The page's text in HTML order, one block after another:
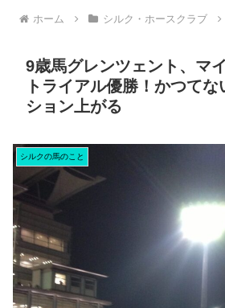
ホーム シルク・ホースクラブ
9歳馬グレンツェント、マ
トライアル優勝！かつて
ション上がる
シルクの馬のこと